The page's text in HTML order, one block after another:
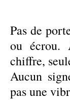
Pas de
ou écrou.
chiffre,
Aucun
pas une